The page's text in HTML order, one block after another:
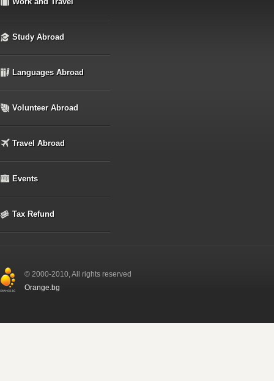
Study Abroad
Languages Abroad
Volunteer Abroad
Travel Abroad
Events
Tax Refund
© 2000-2010, All rights reserved
Orange.bg